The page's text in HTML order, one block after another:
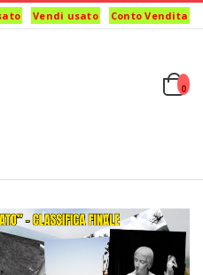
Vendi usato Conto Vendita
0